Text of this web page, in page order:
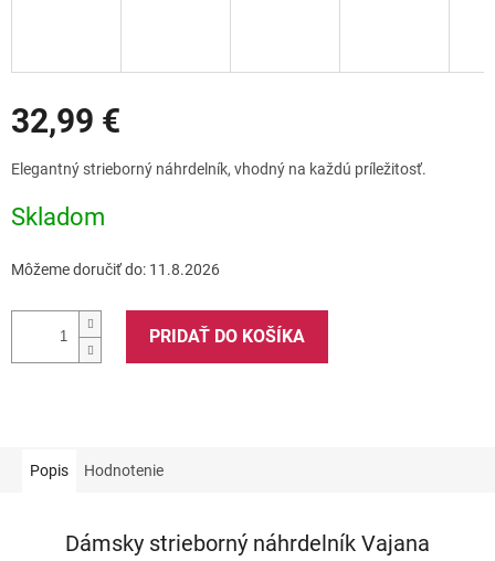
32,99 €
cena:
Elegantný strieborný náhrdelník, vhodný na každú príležitosť.
Skladom
Môžeme doručiť do: 11.8.2026
PRIDAŤ DO KOŠÍKA
Popis Hodnotenie
Dámsky strieborný náhrdelník Vajana